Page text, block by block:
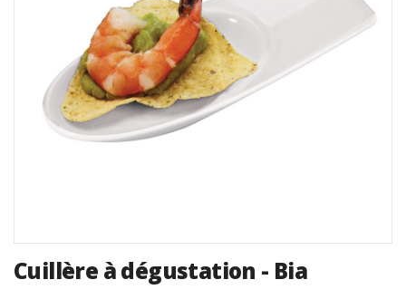
Cuillère à dégustation - Bia